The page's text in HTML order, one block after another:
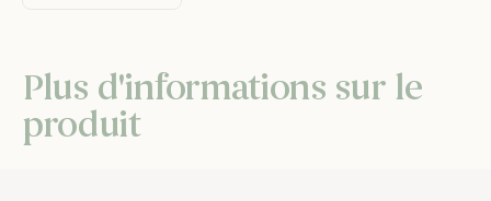
Plus d'informations sur le
produit